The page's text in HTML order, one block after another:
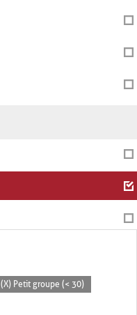
(X) Petit groupe (< 30)